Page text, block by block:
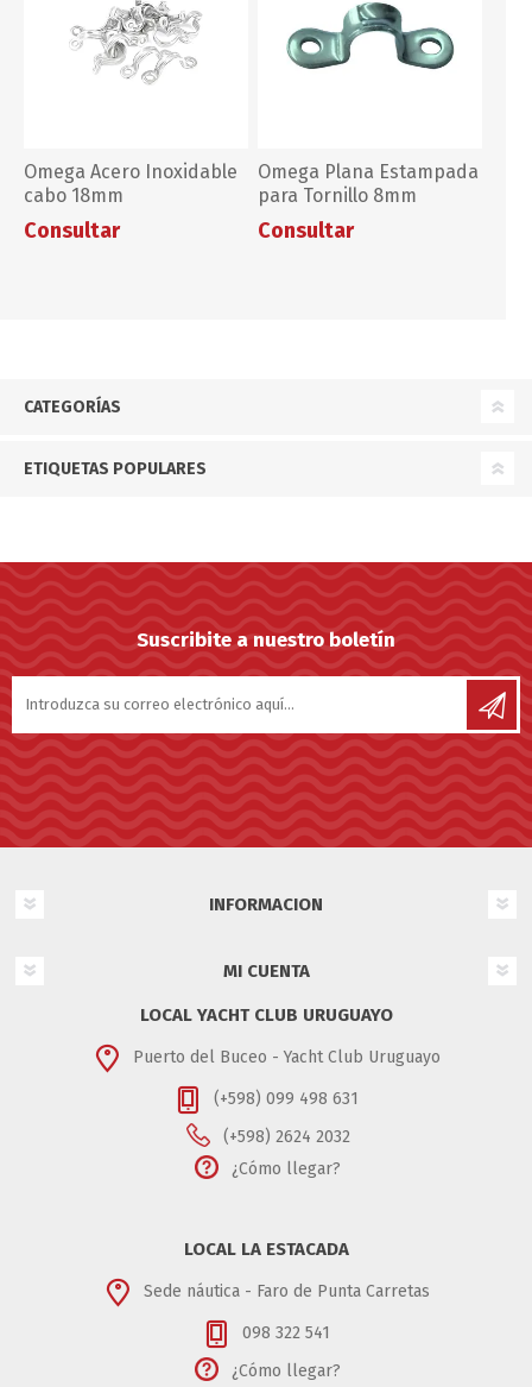
Omega Acero Inoxidable
cabo 18mm
Consultar
Omega Plana Estampada
para Tornillo 8mm
Consultar
CATEGORÍAS
ETIQUETAS POPULARES
Suscribite a nuestro boletín
INFORMACION
MI CUENTA
LOCAL YACHT CLUB URUGUAYO
Puerto del Buceo - Yacht Club Uruguayo
(+598) 099 498 631
(+598) 2624 2032
¿Cómo llegar?
LOCAL LA ESTACADA
Sede náutica - Faro de Punta Carretas
098 322 541
¿Cómo llegar?